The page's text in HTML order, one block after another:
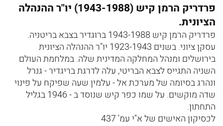
פרדריק הרמן קיש (1943-1988) יו"ר ההנהלה
הציונית.
פרדריק הרמן קיש 1943-1988 ברוגדיר בצבא בריטניה.
עסקן ציוני. בשנים 1923-1943 יו"ר ההנהלה הציונית
בירושלים ומנהל המחלקה המדינית שלה. במלחמת העולם
השניה התגייס לצבא הבריטי, עלה לדרגת בריגדיר - גנרל
ונהרג בסיומה של מערכת אל - עלמין שעה שפיקח על פינוי
שדה מוקשים. על שמו כפר קיש שנוסד ב - 1946 בגליל
התחתון.
לכסיקון האישים של א"י עמ' 437